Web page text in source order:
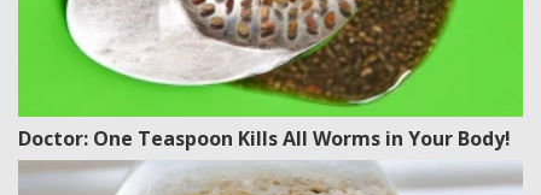
Doctor: One Teaspoon Kills All Worms in Your Body!